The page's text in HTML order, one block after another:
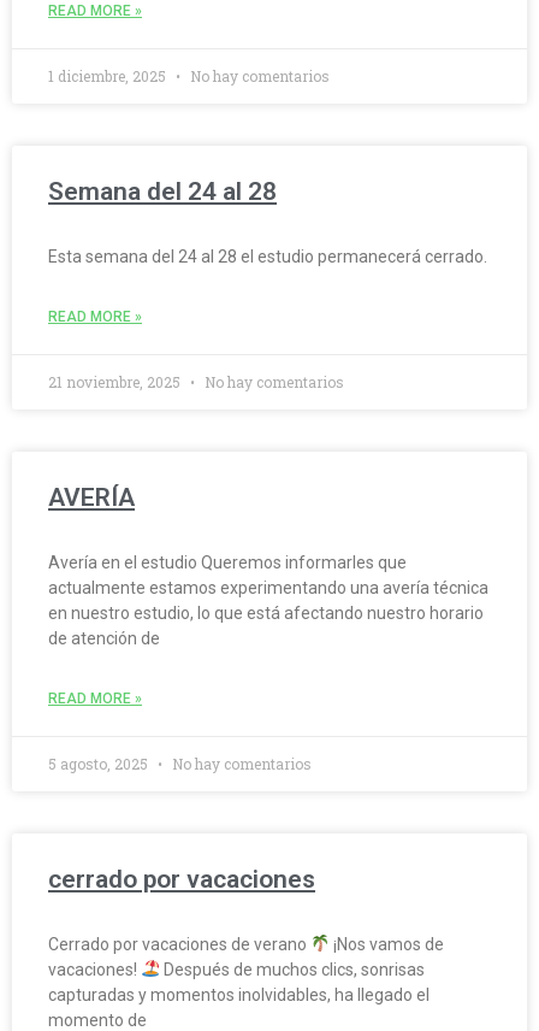
READ MORE »
1 diciembre, 2025 No hay comentarios
Semana del 24 al 28
Esta semana del 24 al 28 el estudio permanecerá cerrado.
READ MORE »
21 noviembre, 2025 No hay comentarios
AVERÍA
Avería en el estudio Queremos informarles que
actualmente estamos experimentando una avería técnica
en nuestro estudio, lo que está afectando nuestro horario
de atención de
READ MORE »
5 agosto, 2025 No hay comentarios
cerrado por vacaciones
Cerrado por vacaciones de verano
¡Nos vamos de
vacaciones!
Después de muchos clics, sonrisas
capturadas y momentos inolvidables, ha llegado el
momento de